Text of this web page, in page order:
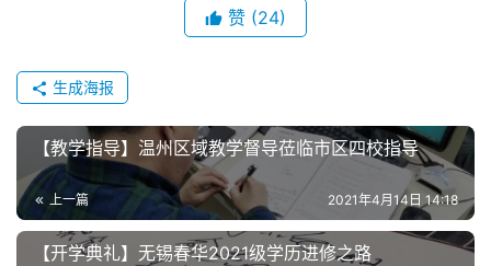
赞 (24)
生成海报
【教学指导】温州区域教学督导莅临市区四校指导
上一篇 2021年4月14日 14:18
【开学典礼】无锡春华2021级学历进修之路